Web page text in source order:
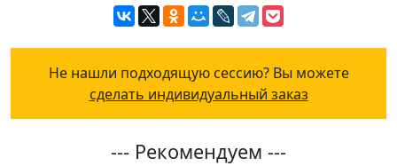
Не нашли подходящую сессию? Вы можете
сделать индивидуальный заказ
--- Рекомендуем ---